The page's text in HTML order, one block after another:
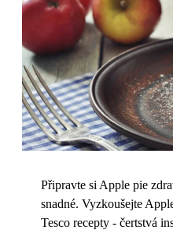
Připravte si Apple pie
snadné. Vyzkoušejte
Tesco recepty - čertstvá